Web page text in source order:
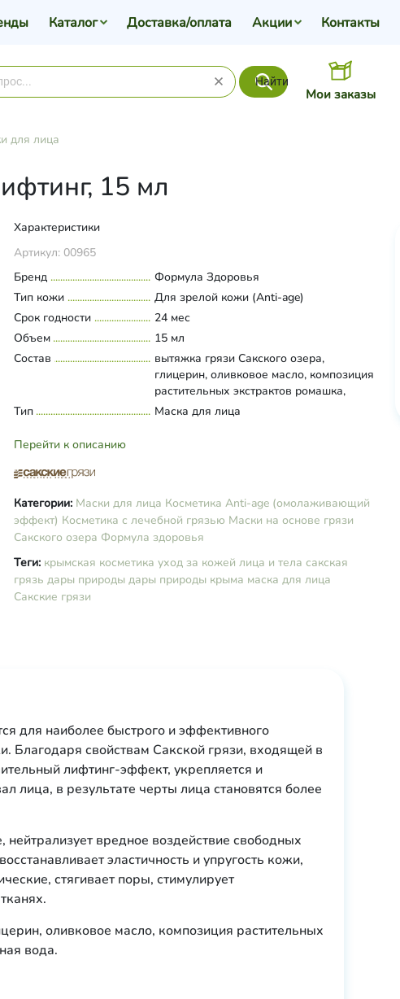
Найти
Мои заказы
Каталог Доставка/оплата Акции Контакты
для лица
15 мл
Характеристики
Артикул: 00965
Бренд
Формула Здоровья
Тип кожи
Для зрелой кожи (Anti-age)
Срок годности
24 мес
Объем
15 мл
Состав
вытяжка грязи Сакского озера,
глицерин, оливковое масло, композиция
растительных экстрактов ромашка,
хвощ, дистиллированная вода
Развернуть состав
Тип Маска для лица
Перейти к описанию
Категории: Маски для лица Косметика Anti-age (омолаживающий
эффект) Косметика с лечебной грязью Маски на основе грязи
Сакского озера Формула здоровья
Теги: крымская косметика уход за кожей лица и тела сакская
грязь дары природы дары природы крыма маска для лица
Сакские грязи
для наиболее быстрого и эффективного
Благодаря свойствам Сакской грязи, входящей в
лифтинг-эффект, укрепляется и
лица, в результате черты лица становятся более
вредное воздействие свободных
эластичность и упругость кожи,
стягивает поры, стимулирует
оливковое масло, композиция растительных
вода.